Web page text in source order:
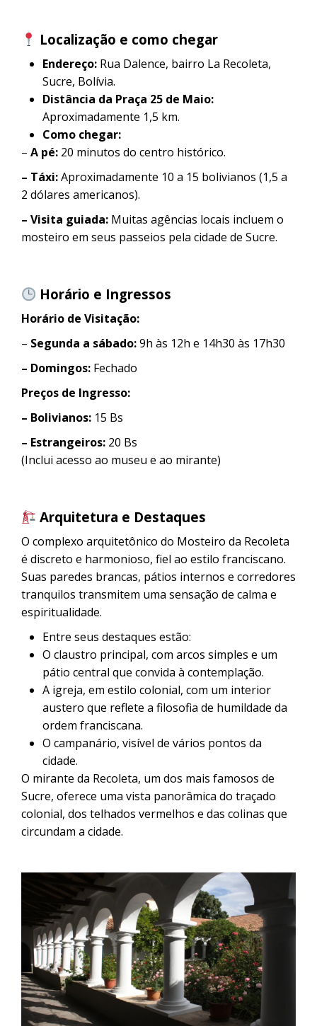
Localização e como chegar
Endereço: Rua Dalence, bairro La Recoleta,
Sucre, Bolívia.
Distância da Praça 25 de Maio:
Aproximadamente 1,5 km.
Como chegar:
– A pé: 20 minutos do centro histórico.
– Táxi:Aproximadamente 10 a 15 bolivianos (1,5 a
2 dólares americanos).
– Visita guiada: Muitas agências locais incluem o
mosteiro em seus passeios pela cidade de Sucre.
Horário e Ingressos
Horário de Visitação:
– Segunda a sábado:9h às 12h e 14h30 às 17h30
– Domingos: Fechado
Preços de Ingresso:
– Bolivianos: 15 Bs
– Estrangeiros: 20 Bs
(Inclui acesso ao museu e ao mirante)
Arquitetura e Destaques
O complexo arquitetônico do Mosteiro da Recoleta
é discreto e harmonioso, fiel ao estilo franciscano.
Suas paredes brancas, pátios internos e corredores
tranquilos transmitem uma sensação de calma e
espiritualidade.
Entre seus destaques estão:
O claustro principal, com arcos simples e um
pátio central que convida à contemplação.
A igreja, em estilo colonial, com um interior
austero que reflete a filosofia de humildade da
ordem franciscana.
O campanário, visível de vários pontos da
cidade.
O mirante da Recoleta, um dos mais famosos de
Sucre, oferece uma vista panorâmica do traçado
colonial, dos telhados vermelhos e das colinas que
circundam a cidade.